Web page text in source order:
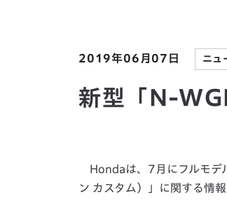
社長メッセージ 経営方針 会社概要
バイク パワープロダクツ
テクノロジー デザイン
ESGレポート Honda Report 環境
IR資料室 財務・業績情報
ニュースルーム
Discover Honda2019年06月07日 ニュ
新型「N-
Hondaは、7月にフルモデ
ン カスタム）」に関する情